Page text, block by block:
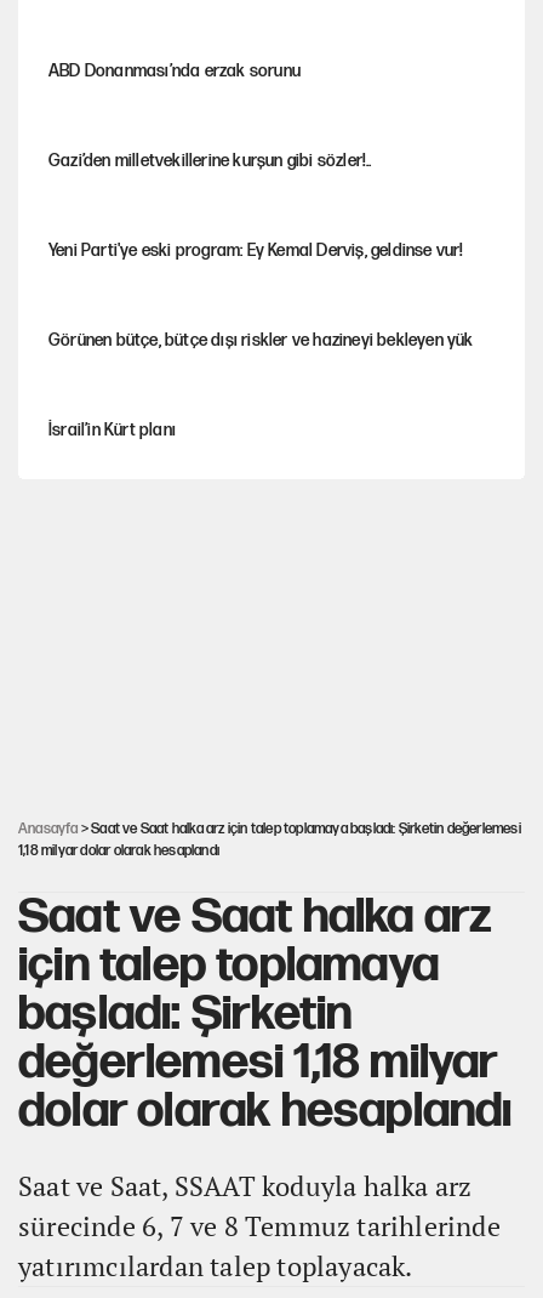
ABD Donanması’nda erzak sorunu
Gazi’den milletvekillerine kurşun gibi sözler!..
Yeni Parti'ye eski program: Ey Kemal Derviş, geldinse vur!
Görünen bütçe, bütçe dışı riskler ve hazineyi bekleyen yük
İsrail’in Kürt planı
Anasayfa > Saat ve Saat halka arz için talep toplamaya başladı: Şirketin değerlemesi
1,18 milyar dolar olarak hesaplandı
Saat ve Saat halka arz
için talep toplamaya
başladı: Şirketin
değerlemesi 1,18 milyar
dolar olarak hesaplandı
Saat ve Saat, SSAAT koduyla halka arz
sürecinde 6, 7 ve 8 Temmuz tarihlerinde
yatırımcılardan talep toplayacak.